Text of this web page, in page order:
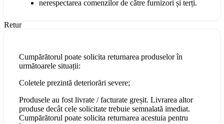
nerespectarea comenzilor de către furnizori și terți.
Retur
Cumpărătorul poate solicita returnarea produselor în
următoarele situații:
Coletele prezintă deteriorări severe;
Produsele au fost livrate / facturate greșit. Livrarea altor
produse decât cele solicitate trebuie semnalată imediat.
Cumpărătorul poate solicita returnarea acestuia pentru